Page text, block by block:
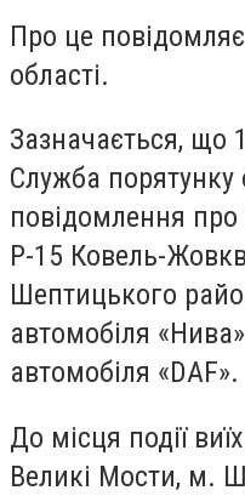
Про це
області.
Зазначається, що
Служба
повідомлення про
Р-15 Ковель-
Шептицького
автомобіля
автомобіля «DAF».
До місця події
Великі Мости, м.